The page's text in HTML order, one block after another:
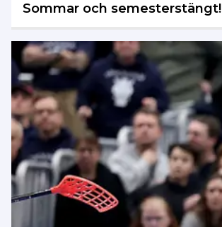
Sommar och semesterstängt!